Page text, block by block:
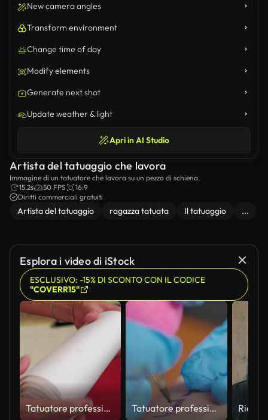
New camera angles
Transform environment
Change time of day
Modify elements
Generate next shot
Update weather & light
Apri in AI Studio
Artista del tatuaggio che lavora
Immagine di un tatuatore che lavora su un pezzo di schiena.
15.2s
50 FPS
16:9
Diritti commerciali gratuiti
Artista del tatuaggio ragazza tatuata Il tatuaggio ...
Esplora i video di iStock
ESCLUSIVO: -15% DI SCONTO CON IL CODICE
"COVERR15"
Tatuatore professionista che prepara un rotolo di pellicola protettiva da applicare su un tatuaggio appena realizzato dal cliente, garantendo una corretta guarigione e protezione dalle infezioni in uno studio specializzato Tatuatore professionista che lavora con guanti blu applicando inchiostro sulla pelle del cliente durante lo studio